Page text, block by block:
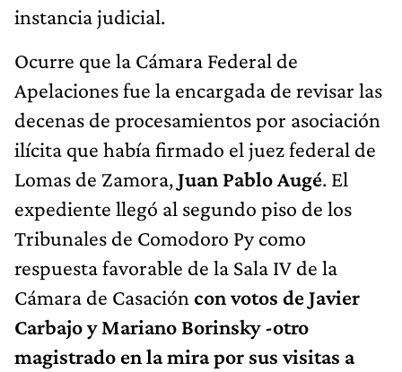
instancia judicial.
Ocurre que la Cámara Federal de
Apelaciones fue la encargada de revisar las
decenas de procesamientos por asociación
ilícita que había firmado el juez federal de
Lomas de Zamora,Juan Pablo Augé. El
expediente llegó al segundo piso de los
Tribunales de Comodoro Py como
respuesta favorable de la Sala IV de la
Cámara de Casación con votos de Javier
Carbajo y Mariano Borinsky -otro
magistrado en la mira por sus visitas a